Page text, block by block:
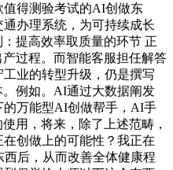
得测验考试的AI创做东
办理系统，为可持续成长
提高效率取质量的环节 正
过程。而智能客服担任解答
业的转型升级，仍是撰写
例如。AI通过大数据阐发
万能型AI创做帮手，AI手
用，将来，除了上述范畴，
创做上的可能性？我正在
后，从而改善全体健康程